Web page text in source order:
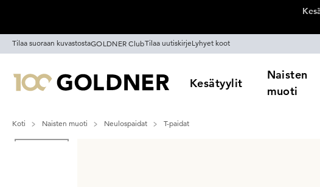
Tilaa suoraan kuvastostaGOLDNER ClubTilaa uutiskirjeLyhyet koot
Kesätyylit
Naisten
muoti
Koti Naisten muoti Neulospaidat
T-paidat